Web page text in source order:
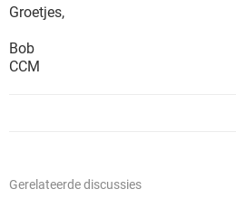
Groetjes,
Bob
CCM
Gerelateerde discussies